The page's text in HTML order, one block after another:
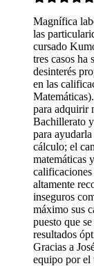
Magnífica
las
cursado
tres casos ha
desinterés
en las
para adquirir
Bachillerato
para
cálculo; el
matemáticas
calificaciones
altamente
inseguros
máximo sus
puesto que
resultados
Gracias a
equipo por el